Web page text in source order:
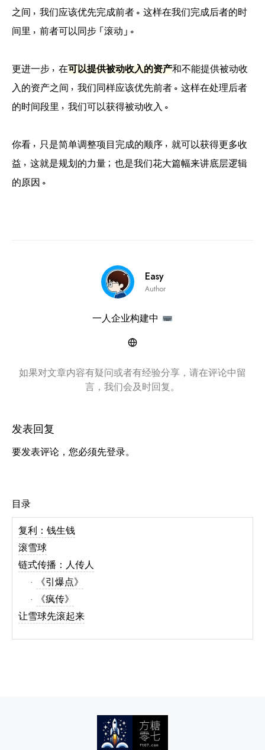
之间，我们应该优先完成前者。这样在我们完成后者的时
间里，前者可以同步「滚动」。
更进一步，在可以提供被动收入的资产和不能提供被动收
入的资产之间，我们同样应该优先前者。这样在处理后者
的时间段里，我们可以获得被动收入。
你看，只是简单调整项目完成的顺序，就可以获得更多收
益，这就是规划的力量；也是我们花大篇幅来讲底层逻辑
的原因。
Easy
Author
一人企业构建中
如果对文章内容有疑问或者有经验分享，请在评论中留
言，我们会及时回复。
发表回复
要发表评论，您必须先登录。
目录
复利：钱生钱
滚雪球
链式传播：人传人
《引爆点》
《疯传》
让雪球先滚起来